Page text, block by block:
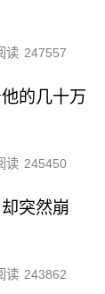
读 247557
的几十万
读 245450
突然崩
读 243862